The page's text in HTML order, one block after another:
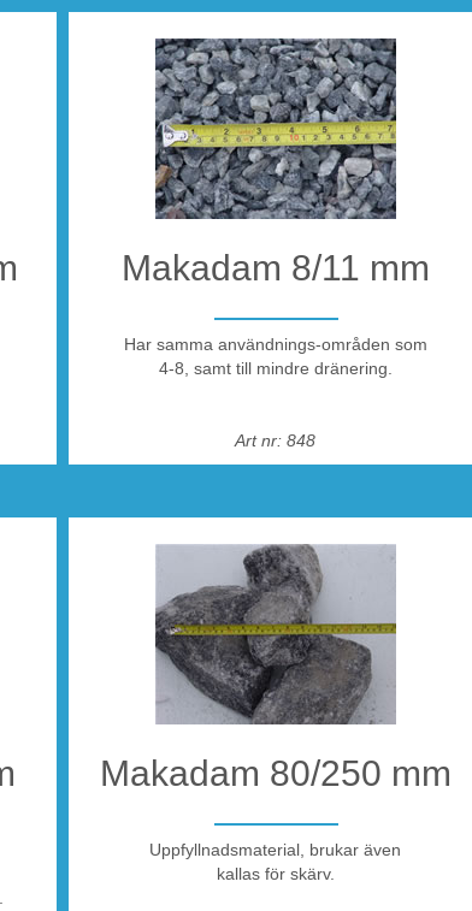
ett
Makadam 8/11 mm
Har samma användnings-områden som
4-8, samt till mindre dränering.
Art nr: 848
Makadam 80/250 mm
Uppfyllnadsmaterial, brukar även
kallas för skärv.